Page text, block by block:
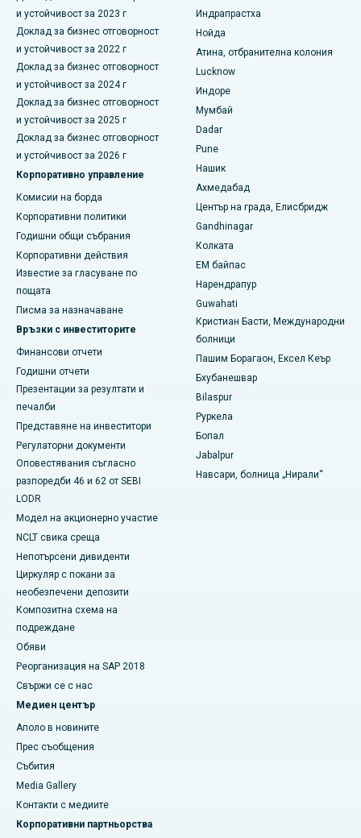
Най-добрата болница в Панчавати, Нашик
Най-добрата болница в Секундерабад, Хайдерабад
Най-добрата болница в Сешадрипурам, Бангалор
Най-добрата болница на Уолтейр Мейн Роуд,
Висакхапатнам
Най-добрата болница в Subhash Nagar Road, Каримнагар
Най-добрата болница в Манагари, Караикуди
Най-добрата болница в Арепали, Варангал
Най-добрата болница в колония Арера, Бхопал
Най-добрата болница в Джаянагар, Бангалор
Най-добрата болница в КК Нагар, Мадурай
Най-добрата болница в Ramji Nagar, Nellore
Най-добрата болница в Сектор-19, Руркела
Най-добрата болница в Суаргейт, Пуна
Най-добрата болница за жени с рак в Южен Делхи
и устойчивост за 2023 г
Доклад за бизнес отговорност
и устойчивост за 2022 г
Доклад за бизнес отговорност
и устойчивост за 2024 г
Доклад за бизнес отговорност
и устойчивост за 2025 г
Доклад за бизнес отговорност
и устойчивост за 2026 г
Корпоративно управление
Комисии на борда
Корпоративни политики
Годишни общи събрания
Корпоративни действия
Известие за гласуване по
пощата
Писма за назначаване
Връзки с инвеститорите
Финансови отчети
Годишни отчети
Презентации за резултати и
печалби
Представяне на инвеститори
Регулаторни документи
Оповестявания съгласно
разпоредби 46 и 62 от SEBI
LODR
Модел на акционерно участие
NCLT свика среща
Непотърсени дивиденти
Циркуляр с покани за
необезпечени депозити
Композитна схема на
подреждане
Обяви
Реорганизация на SAP 2018
Свържи се с нас
Медиен център
Аполо в новините
Прес съобщения
Събития
Media Gallery
​​​​​Контакти с медиите
Корпоративни партньорства
Индрапрастха
Нойда
Атина, отбранителна колония
Lucknow
Индоре
Мумбай
Dadar
Pune
Нашик
Ахмедабад
Център на града, Елисбридж
Gandhinagar
Колката
EM байпас
Нарендрапур
Guwahati
Кристиан Басти, Международни
болници
Пашим Борагаон, Ексел Кеър
Бхубанешвар
Bilaspur
Руркела
Бопал
Jabalpur
Навсари, болница „Нирали“